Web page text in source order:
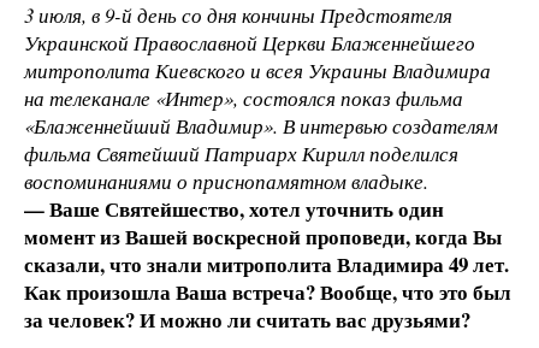
3 июля, в 9-й день со дня кончины Предстоятеля
Украинской Православной Церкви Блаженнейшего
митрополита Киевского и всея Украины Владимира
на телеканале «Интер», состоялся показ фильма
«Блаженнейший Владимир». В интервью создателям
фильма Святейший Патриарх Кирилл поделился
воспоминаниями о приснопамятном владыке.
— Ваше Святейшество, хотел уточнить один
момент из Вашей воскресной проповеди, когда Вы
сказали, что знали митрополита Владимира 49 лет.
Как произошла Ваша встреча? Вообще, что это был
за человек? И можно ли считать вас друзьями?